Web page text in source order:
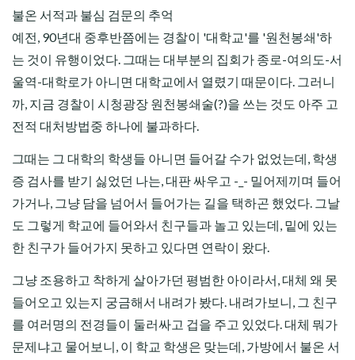
불온 서적과 불심 검문의 추억
예전, 90년대 중후반쯤에는 경찰이 '대학교'를 '원천봉쇄'하
는 것이 유행이었다. 그때는 대부분의 집회가 종로-여의도-서
울역-대학로가 아니면 대학교에서 열렸기 때문이다. 그러니
까, 지금 경찰이 시청광장 원천봉쇄술(?)을 쓰는 것도 아주 고
전적 대처방법중 하나에 불과하다.
그때는 그 대학의 학생들 아니면 들어갈 수가 없었는데, 학생
증 검사를 받기 싫었던 나는, 대판 싸우고 -_- 밀어제끼며 들어
가거나, 그냥 담을 넘어서 들어가는 길을 택하곤 했었다. 그날
도 그렇게 학교에 들어와서 친구들과 놀고 있는데, 밑에 있는
한 친구가 들어가지 못하고 있다면 연락이 왔다.
그냥 조용하고 착하게 살아가던 평범한 아이라서, 대체 왜 못
들어오고 있는지 궁금해서 내려가 봤다. 내려가보니, 그 친구
를 여러명의 전경들이 둘러싸고 겁을 주고 있었다. 대체 뭐가
문제냐고 물어보니, 이 학교 학생은 맞는데, 가방에서 불온 서